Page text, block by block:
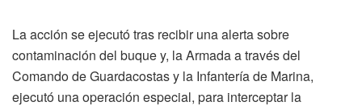
La acción se ejecutó tras recibir una alerta sobre
contaminación del buque y, la Armada a través del
Comando de Guardacostas y la Infantería de Marina,
ejecutó una operación especial, para interceptar la